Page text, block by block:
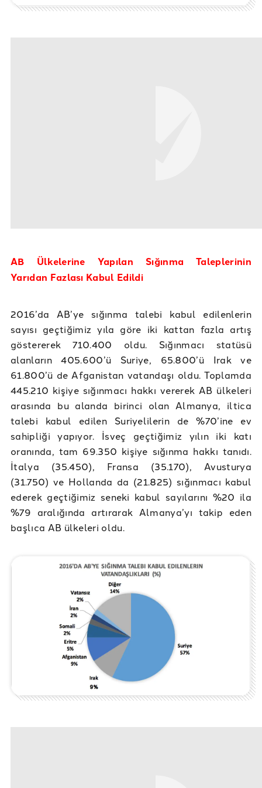
AB Ülkelerine Yapılan Sığınma Taleplerinin
Yarıdan Fazlası Kabul Edildi
2016’da AB’ye sığınma talebi kabul edilenlerin
sayısı geçtiğimiz yıla göre iki kattan fazla artış
göstererek 710.400 oldu. Sığınmacı statüsü
alanların 405.600’ü Suriye, 65.800’ü Irak ve
61.800’ü de Afganistan vatandaşı oldu. Toplamda
445.210 kişiye sığınmacı hakkı vererek AB ülkeleri
arasında bu alanda birinci olan Almanya, iltica
talebi kabul edilen Suriyelilerin de %70’ine ev
sahipliği yapıyor. İsveç geçtiğimiz yılın iki katı
oranında, tam 69.350 kişiye sığınma hakkı tanıdı.
İtalya (35.450), Fransa (35.170), Avusturya
(31.750) ve Hollanda da (21.825) sığınmacı kabul
ederek geçtiğimiz seneki kabul sayılarını %20 ila
%79 aralığında artırarak Almanya’yı takip eden
başlıca AB ülkeleri oldu.